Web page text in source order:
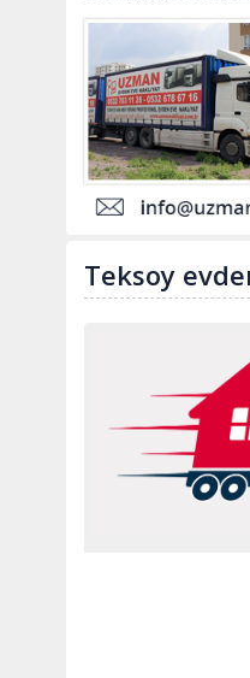
Teksoy